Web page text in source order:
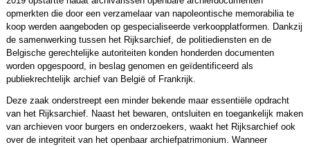
opmerkten die door een verzamelaar van napoleontische memorabilia te
koop werden aangeboden op gespecialiseerde verkoopplatformen. Dankzij
de samenwerking tussen het Rijksarchief, de politiediensten en de
Belgische gerechtelijke autoriteiten konden honderden documenten
worden opgespoord, in beslag genomen en geïdentificeerd als
publiekrechtelijk archief van België of Frankrijk.
Deze zaak onderstreept een minder bekende maar essentiële opdracht
van het Rijksarchief. Naast het bewaren, ontsluiten en toegankelijk maken
van archieven voor burgers en onderzoekers, waakt het Rijksarchief ook
over de integriteit van het openbaar archiefpatrimonium. Wanneer